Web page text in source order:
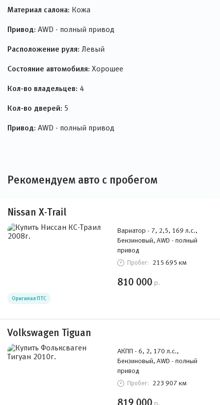
Материал салона: Кожа
Привод: AWD - полный привод
Расположение руля: Левый
Состояние автомобиля: Хорошее
Кол-во владельцев: 4
Кол-во дверей: 5
Привод: AWD - полный привод
Рекомендуем авто с пробегом
Nissan X-Trail
Вариатор - 7, 2,5, 169 л.с.,
Бензиновый, AWD - полный
привод
Пробег: 215 695 км
810 000 р.
Оригинал ПТС
Volkswagen Tiguan
АКПП - 6, 2, 170 л.с.,
Бензиновый, AWD - полный
привод
Пробег: 223 907 км
819 000 р.